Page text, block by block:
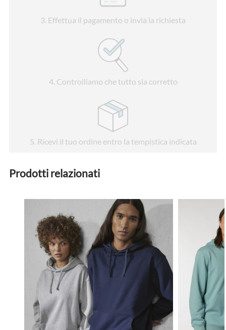
3. Effettua il pagamento o invia la richiesta
4. Controlliamo che tutto sia corretto
5. Ricevi il tuo ordine entro la tempistica indicata
Prodotti relazionati